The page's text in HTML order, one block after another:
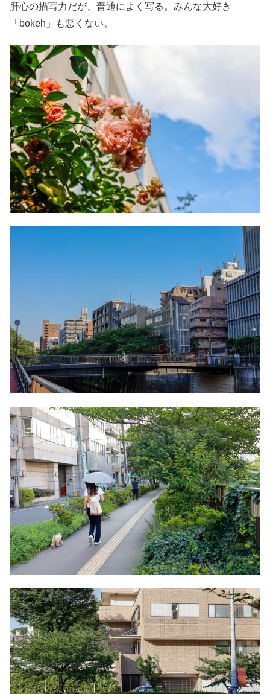
肝心の描写力だが、普通によく写る。みんな大好き
「bokeh」も悪くない。